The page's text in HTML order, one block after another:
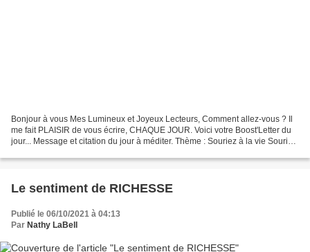
Bonjour à vous Mes Lumineux et Joyeux Lecteurs, Comment allez-vous ? Il
me fait PLAISIR de vous écrire, CHAQUE JOUR. Voici votre Boost'Letter du
jour... Message et citation du jour à méditer. Thème : Souriez à la vie Souriez
Le sentiment de RICHESSE
Publié le 06/10/2021 à 04:13
Par Nathy LaBell